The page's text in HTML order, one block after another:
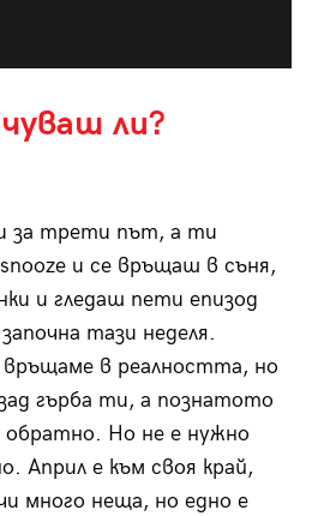
ли?
за трети път, а ти
и се връщаш в съня,
и гледаш пети епизод
тази неделя.
в реалността, но
гърба ти, а познатото
обратно. Но не е нужно
Април е към своя край,
много неща, но едно е